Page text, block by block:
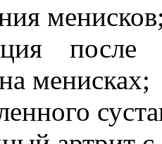
менисках;